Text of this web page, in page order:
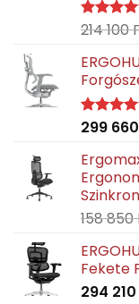
Értékelés:
214 100
Értékelés:
299 660
158 850
Fekete
294 210